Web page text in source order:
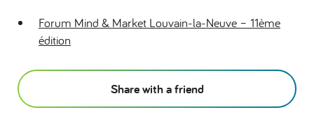
Forum Mind & Market Louvain-la-Neuve – 11ème
édition
Share with a friend